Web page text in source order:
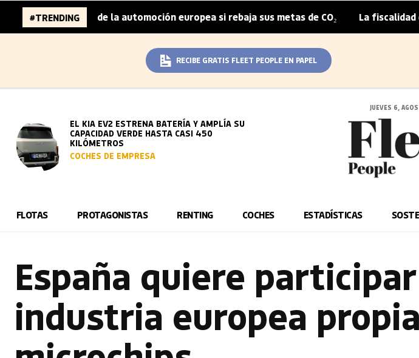
#TRENDING
de la automoción europea si rebaja sus metas de CO₂ | La fiscalidad española
RECIBE GRATIS FLEET PEOPLE EN PAPEL
EL KIA EV2 ESTRENA BATERÍA Y AMPLÍA SU
CAPACIDAD VERDE HASTA CASI 450
KILÓMETROS
COCHES DE EMPRESA
JUEVES 6,
FLOTAS PROTAGONISTAS RENTING COCHES ESTADÍSTICAS
España quiere
industria europea